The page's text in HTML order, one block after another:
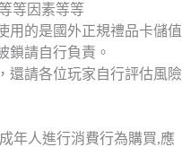
等因素等等
用的是國外正規禮品卡儲值
鎖請自行負責。
還請各位玩家自行評估風險
年人進行消費行為購買,應